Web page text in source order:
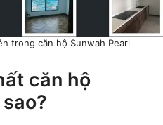
trong căn hộ Sunwah Pearl
căn hộ